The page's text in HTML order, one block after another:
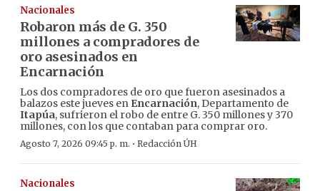
Nacionales
Robaron más de G. 350
millones a compradores de
oro asesinados en
Encarnación
Los dos compradores de oro que fueron asesinados a
balazos este jueves en Encarnación, Departamento de
Itapúa, sufrieron el robo de entre G. 350 millones y 370
millones, con los que contaban para comprar oro.
Agosto 7, 2026 09:45 p. m. · Redacción ÚH
Nacionales